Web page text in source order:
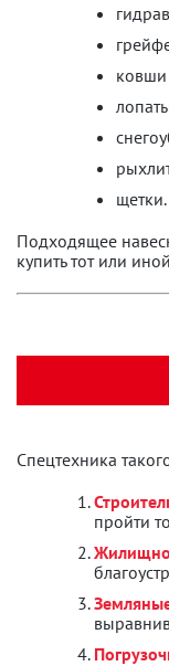
щетки.
Подходящее
купить тот или
Спецтехника
пройти